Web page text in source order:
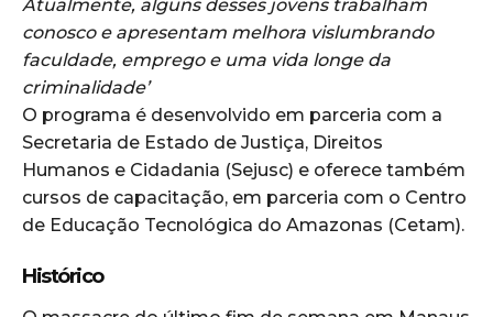
Atualmente, alguns desses jovens trabalham
conosco e apresentam melhora vislumbrando
faculdade, emprego e uma vida longe da
criminalidade’
O programa é desenvolvido em parceria com a
Secretaria de Estado de Justiça, Direitos
Humanos e Cidadania (Sejusc) e oferece também
cursos de capacitação, em parceria com o Centro
de Educação Tecnológica do Amazonas (Cetam).
Histórico